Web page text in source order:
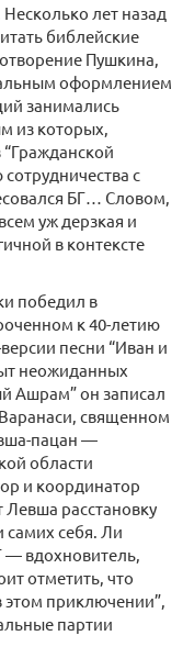
лет назад
библейские
Пушкина,
оформлением
занимались
из которых,
с
БГ… Словом,
уж дерзкая и
в контексте
победил в
к 40-летию
песни “Иван и
неожиданных
Ашрам” он записал
священном
пацан —
области
и координатор
расстановку
себя. Ли
— вдохновитель,
отметить, что
этом приключении”,
партии